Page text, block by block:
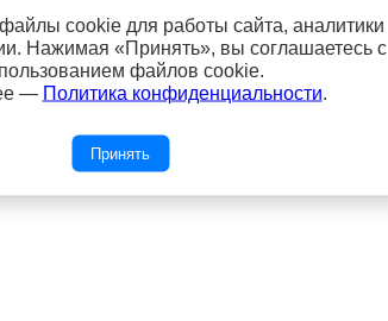
языках)
подарок, то вы только что ее нашли.
cookie для работы сайта, аналитики
Нажимая «Принять», вы соглашаетесь с
файлов cookie.
— Политика конфиденциальности.
Принять